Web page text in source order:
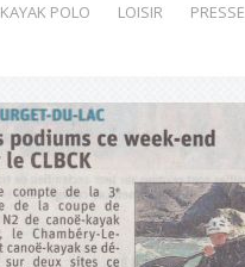
KAYAK POLO LOISIR PRESSE